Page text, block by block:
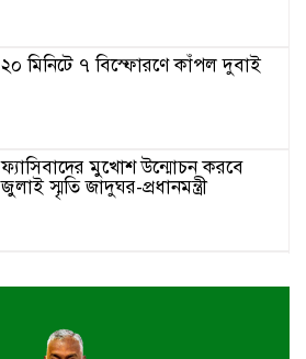
২০ মিনিটে ৭ বিস্ফোরণে কাঁপল দুবাই
ফ্যাসিবাদের মুখোশ উন্মোচন করবে
জুলাই স্মৃতি জাদুঘর-প্রধানমন্ত্রী
সম্মান দেয়া রাষ্ট্রের পবিত্র দায়িত্ব-ভারপ্রাপ্ত